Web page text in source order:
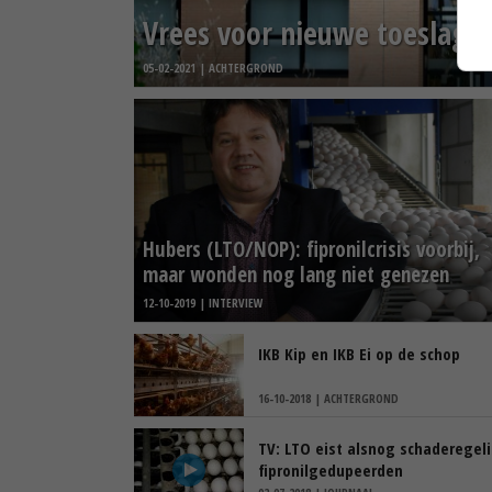
Vrees voor nieuwe
05-02-2021 | ACHTERGROND
Hubers (LTO/NOP): fipronilcrisis voorbij,
maar wonden nog lang niet genezen
12-10-2019 | INTERVIEW
IKB Kip en IKB Ei op de schop
16-10-2018 | ACHTERGROND
TV: LTO eist alsnog
fipronilgedupeerden